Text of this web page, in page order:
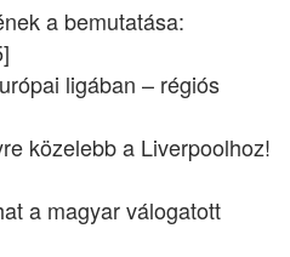
a bemutatása:
ligában – régiós
közelebb a Liverpoolhoz!
a magyar válogatott